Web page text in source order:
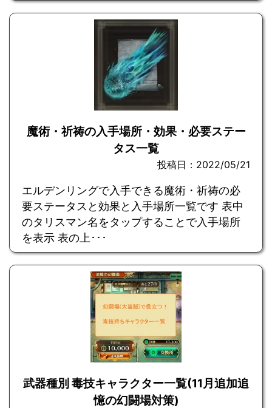
魔術・祈祷の入手場所・効果・必要ステー
タス一覧
投稿日：2022/05/21
エルデンリングで入手できる魔術・祈祷の必
要ステータスと効果と入手場所一覧です 表中
のタリスマン名をタップすることで入手場所
を表示 表の上･･･
武器種別 毒技キャラクター一覧(11月追加追
憶の幻闘場対策)